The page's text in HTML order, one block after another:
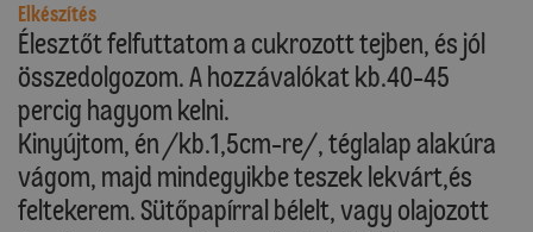
Elkészítés
Élesztőt felfuttatom a cukrozott tejben, és jól
összedolgozom. A hozzávalókat kb.40-45
percig hagyom kelni.
Kinyújtom, én /kb.1,5cm-re/, téglalap alakúra
vágom, majd mindegyikbe teszek lekvárt,és
feltekerem. Sütőpapírral bélelt, vagy olajozott